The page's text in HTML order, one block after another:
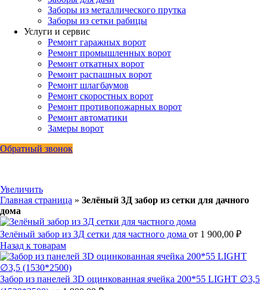
Заборы из металлического прутка
Заборы из сетки рабицы
Услуги и сервис
Ремонт гаражных ворот
Ремонт промышленных ворот
Ремонт откатных ворот
Ремонт распашных ворот
Ремонт шлагбаумов
Ремонт скоростных ворот
Ремонт противопожарных ворот
Ремонт автоматики
Замеры ворот
Обратный звонок
Увеличить
Главная страница » Зелёный 3Д забор из сетки для дачного
дома
Зелёный забор из 3Д сетки для частного дома от 1 900,00 ₽
Назад к товарам
Забор из панелей 3D оцинкованная ячейка 200*55 LIGHT ∅3,5